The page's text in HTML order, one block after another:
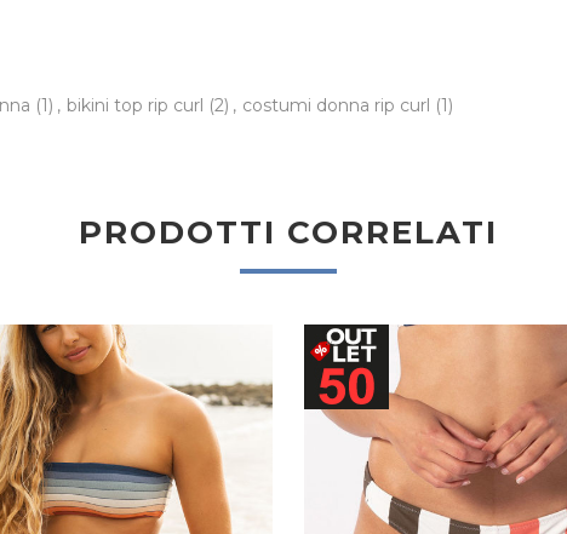
(1) , bikini top rip curl (2) , costumi donna rip curl (1)
PRODOTTI CORRELATI